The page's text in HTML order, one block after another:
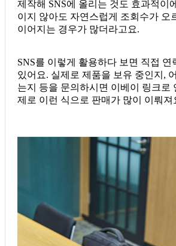
제작해 SNS에 올리는 것도 효과적이
이지 않아도 자연스럽게 조회수가 오
이어지는 경우가 많더라고요.
SNS를 이렇게 활용하다 보면 직접 연
있어요. 실제로 제품을 보유 중인지,
는지 등을 문의하시면 이베이 링크로
제로 이런 식으로 판매가 많이 이뤄져